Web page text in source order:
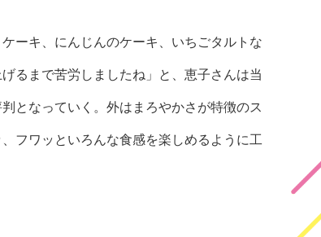
ーキ、にんじんのケーキ、いちごタルトな
るまで苦労しましたね」と、恵子さんは当
となっていく。外はまろやかさが特徴のス
フワッといろんな食感を楽しめるように工